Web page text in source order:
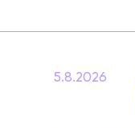
5.8.2026